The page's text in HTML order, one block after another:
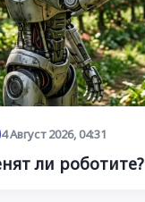
4 Август 2026, 04:31
ли роботите?